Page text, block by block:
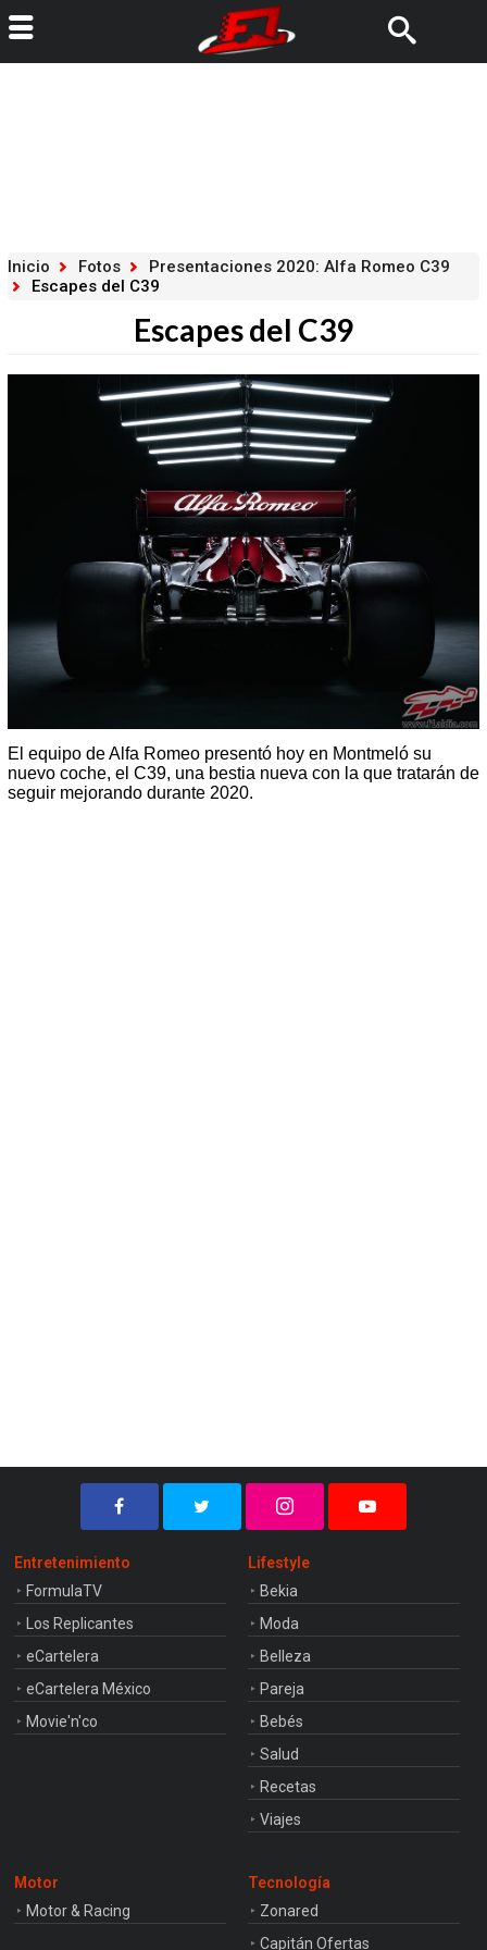
Inicio Fotos
Presentaciones 2020: Alfa Romeo C39
Escapes del C39
Escapes del C39
El equipo de Alfa Romeo presentó hoy en Montmeló su
nuevo coche, el C39, una bestia nueva con la que tratarán de
seguir mejorando durante 2020.
Entretenimiento
FormulaTV
Los Replicantes
eCartelera
eCartelera México
Movie'n'co
Lifestyle
Bekia
Moda
Belleza
Pareja
Bebés
Salud
Recetas
Viajes
Motor
Motor & Racing
Tecnología
Zonared
Capitán Ofertas